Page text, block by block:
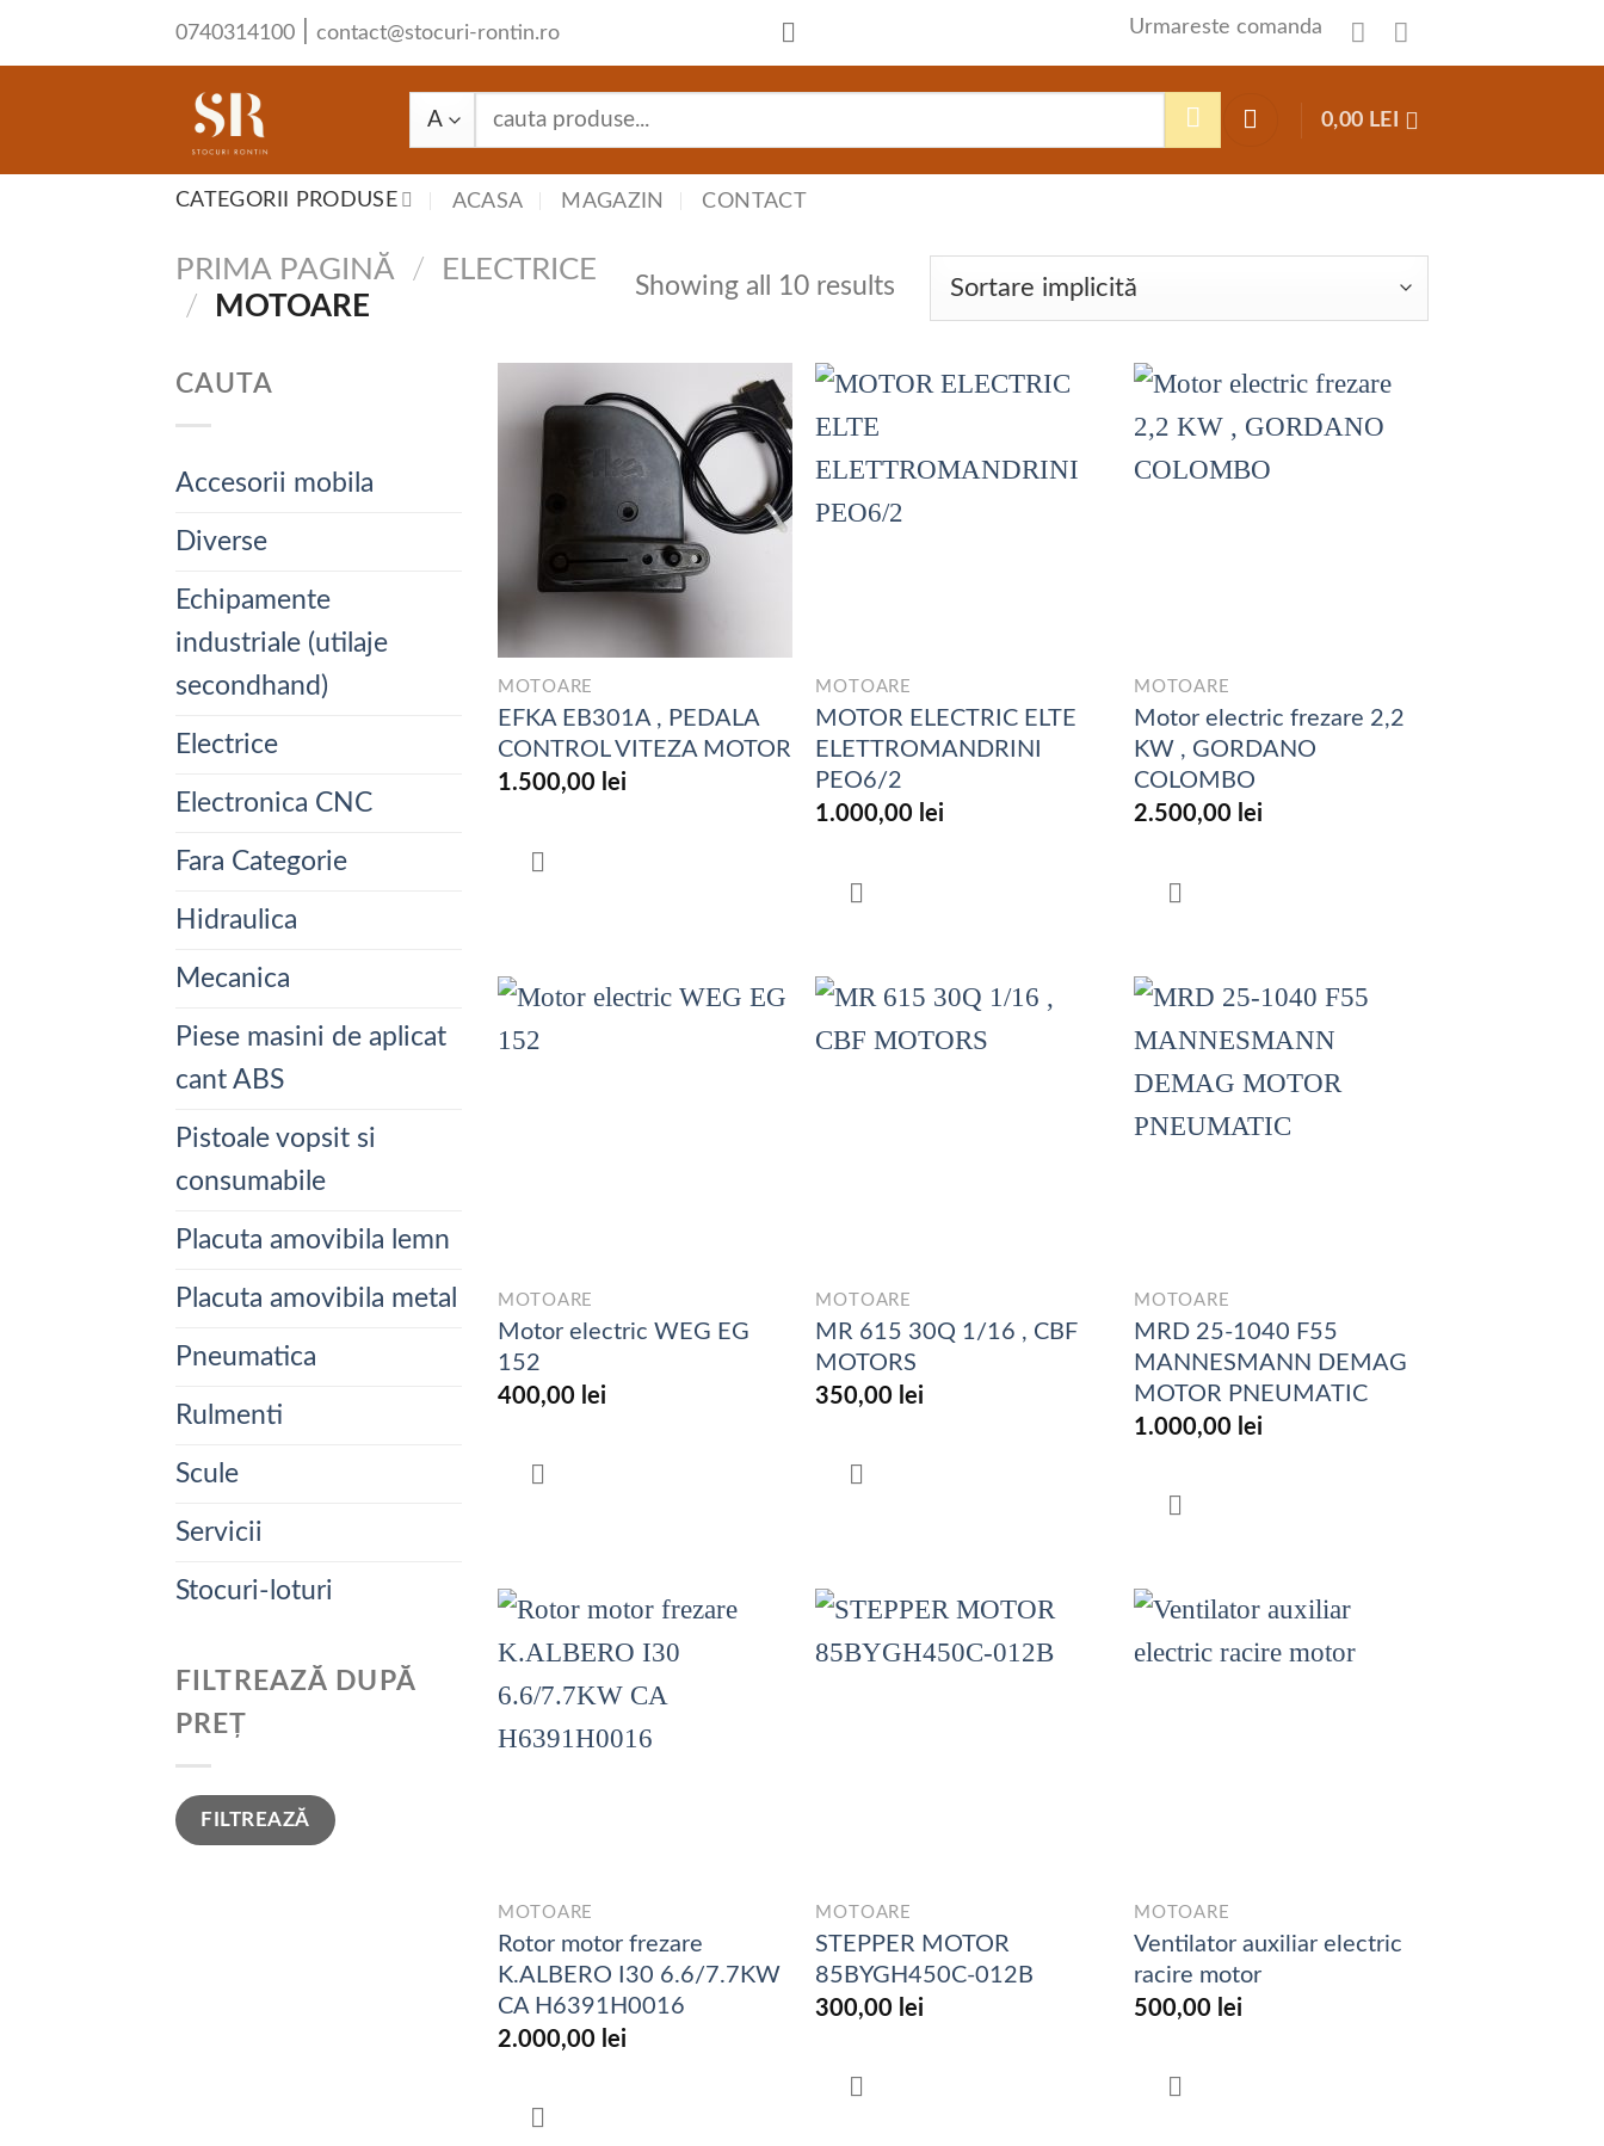
to
0740314100 contact@stocuri-rontin.ro Urmareste comanda
0,00 LEI
CATEGORII PRODUSE ACASA MAGAZIN CONTACT
PRIMA PAGINĂ /
ELECTRICE
/
MOTOARE
Showing all 10 results
CAUTA
Accesorii mobila
Diverse
Echipamente
industriale (utilaje
secondhand)
Electrice
Electronica CNC
Fara Categorie
Hidraulica
Mecanica
Piese masini de aplicat
cant ABS
Pistoale vopsit si
consumabile
Placuta amovibila lemn
Placuta amovibila metal
Pneumatica
Rulmenti
Scule
Servicii
Stocuri-loturi
FILTREAZĂ DUPĂ
PREȚ
Preț
minim
Preț
maximFILTREAZĂ
MOTOARE
EFKA EB301A , PEDALA
CONTROL VITEZA MOTOR
1.500,00 lei
MOTOARE
MOTOR ELECTRIC ELTE
ELETTROMANDRINI
PEO6/2
1.000,00 lei
MOTOARE
Motor electric frezare 2,2
KW , GORDANO
COLOMBO
2.500,00 lei
MOTOARE
Motor electric WEG EG
152
400,00 lei
MOTOARE
MR 615 30Q 1/16 , CBF
MOTORS
350,00 lei
MOTOARE
MRD 25-1040 F55
MANNESMANN DEMAG
MOTOR PNEUMATIC
1.000,00 lei
MOTOARE
Rotor motor frezare
K.ALBERO I30 6.6/7.7KW
CA H6391H0016
2.000,00 lei
MOTOARE
STEPPER MOTOR
85BYGH450C-012B
300,00 lei
MOTOARE
Ventilator auxiliar electric
racire motor
500,00 lei